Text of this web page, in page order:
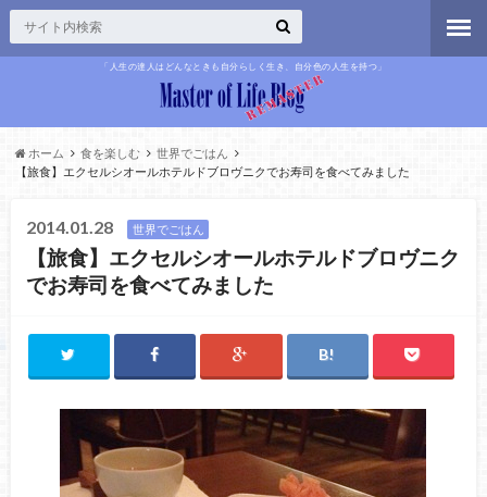
「人生の達人はどんなときも自分らしく生き、自分色の人生を持つ」
ホーム 食を楽しむ
世界でごはん
【旅食】エクセルシオールホテルドブロヴニクでお寿司を食べてみました
2014.01.28 世界でごはん
【旅食】エクセルシオールホテルドブロヴニク
でお寿司を食べてみました